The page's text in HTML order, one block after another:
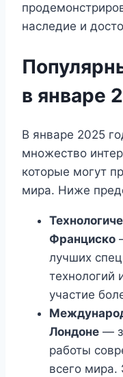
наследие и
в январе
В январе 2025
множество
которые могут
мира. Ниже
Франциско
лучших
технологий
участие
Лондоне —
работы
всего мира.